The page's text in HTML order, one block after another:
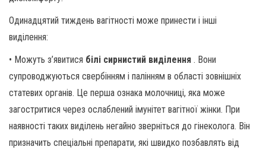
Одинадцятий тиждень вагітності може принести і інші
виділення:
• Можуть з’явитися білі сирнистий виділення . Вони
супроводжуються свербінням і палінням в області зовнішніх
статевих органів. Це перша ознака молочниці, яка може
загостритися через ослаблений імунітет вагітної жінки. При
наявності таких виділень негайно зверніться до гінеколога. Він
призначить спеціальні препарати, які швидко позбавлять від